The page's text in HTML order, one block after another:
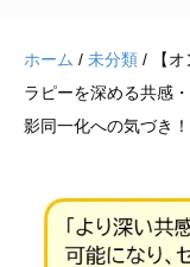
ホーム / 未分類 / 【オ
ラピーを深める共感
影同一化への気づき